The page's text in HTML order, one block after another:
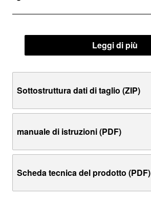
Leggi di più
Sottostruttura dati di taglio (ZIP)
manuale di istruzioni (PDF)
Scheda tecnica del prodotto (PDF)